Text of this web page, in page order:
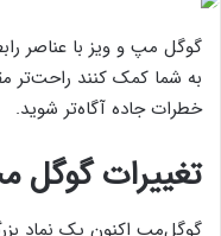
گوگل مپ و ویز با عناصر
به شما کمک کنند راحت‌تر
خطرات جاده آگاه‌تر شوید.
تغییرات
گوگل‌مپ اکنون یک نماد